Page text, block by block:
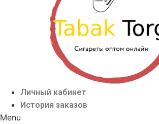
Личный кабинет
История заказов
Menu